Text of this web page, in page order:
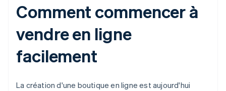
Comment commencer à
vendre en ligne
facilement
La création d'une boutique en ligne est aujourd'hui